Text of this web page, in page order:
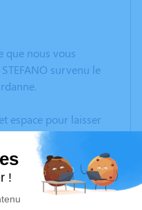
que nous vous
survenu le
espace pour laisser
photos souvenirs, une
à travers des
est un lieu
mémoire de Paul DI